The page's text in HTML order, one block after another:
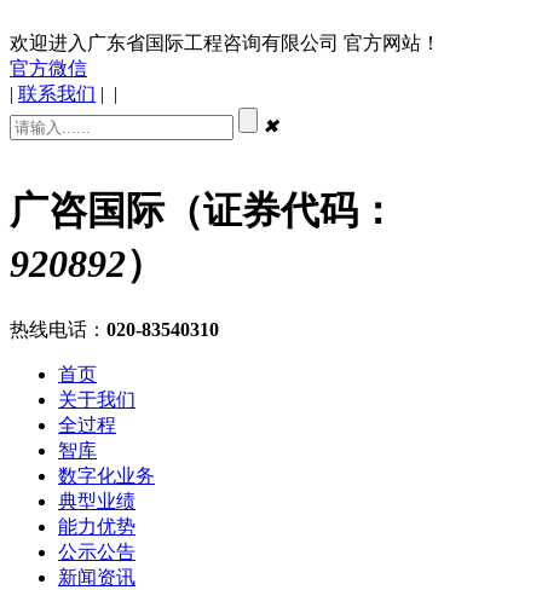
欢迎进入广东省国际工程咨询有限公司 官方网站！
官方微信
| 联系我们 | |
✖
广咨国际（证券代码：
920892）
热线电话： 020-83540310
首页
关于我们
全过程
智库
数字化业务
典型业绩
能力优势
公示公告
新闻资讯